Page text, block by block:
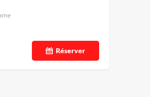
Réserver